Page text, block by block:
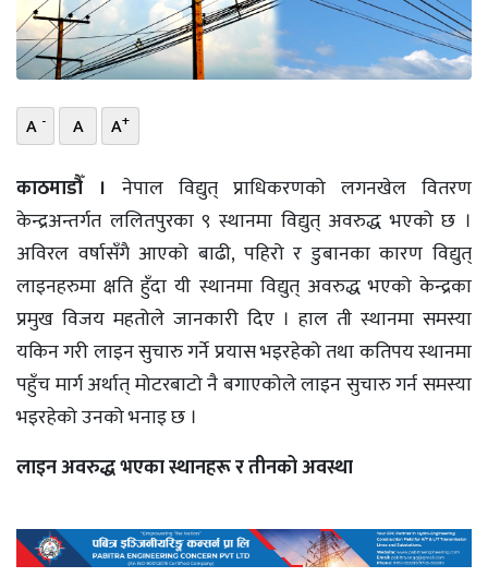
खोज
प्रोफाइल
ऊर्जा
विशेष
A - A A+
काठमाडौँ । नेपाल विद्युत् प्राधिकरणको लगनखेल वितरण
केन्द्रअन्तर्गत ललितपुरका ९ स्थानमा विद्युत् अवरुद्ध भएको छ ।
अविरल वर्षासँगै आएको बाढी, पहिरो र डुबानका कारण विद्युत्
लाइनहरुमा क्षति हुँदा यी स्थानमा विद्युत् अवरुद्ध भएको केन्द्रका
प्रमुख विजय महतोले जानकारी दिए । हाल ती स्थानमा समस्या
यकिन गरी लाइन सुचारु गर्ने प्रयास भइरहेको तथा कतिपय स्थानमा
पहुँच मार्ग अर्थात् मोटरबाटो नै बगाएकोले लाइन सुचारु गर्न समस्या
भइरहेको उनको भनाइ छ ।
लाइन अवरुद्ध भएका स्थानहरू र तीनको अवस्था